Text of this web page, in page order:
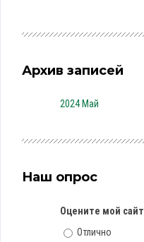
Архив записей
2024 Май
Наш опрос
Оцените мой сайт
Отлично